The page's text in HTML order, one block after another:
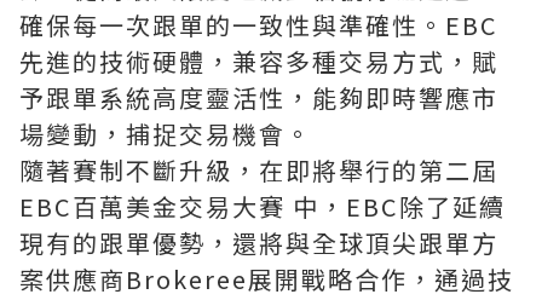
確保每一次跟單的一致性與準確性。EBC
先進的技術硬體，兼容多種交易方式，賦
予跟單系統高度靈活性，能夠即時響應市
場變動，捕捉交易機會。
隨著賽制不斷升級，在即將舉行的第二屆
EBC百萬美金交易大賽 中，EBC除了延續
現有的跟單優勢，還將與全球頂尖跟單方
案供應商Brokeree展開戰略合作，通過技